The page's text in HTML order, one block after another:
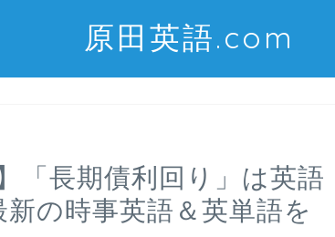
原田英語.com
「長期債利回り」は英語
の時事英語＆英単語を